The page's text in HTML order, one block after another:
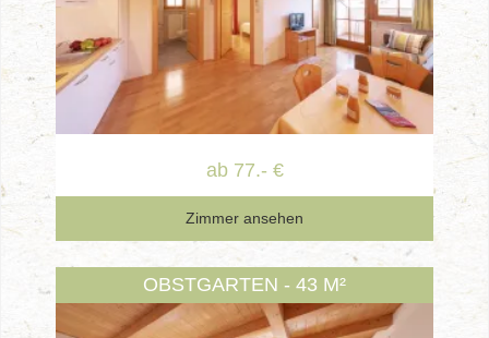
ab 77.- €
Zimmer ansehen
OBSTGARTEN - 43 M²